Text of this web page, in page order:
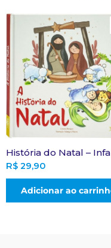
História do Natal –
R$ 29,90
Adicionar ao